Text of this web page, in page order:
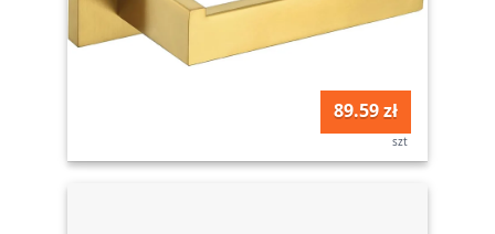
89.59 zł
szt